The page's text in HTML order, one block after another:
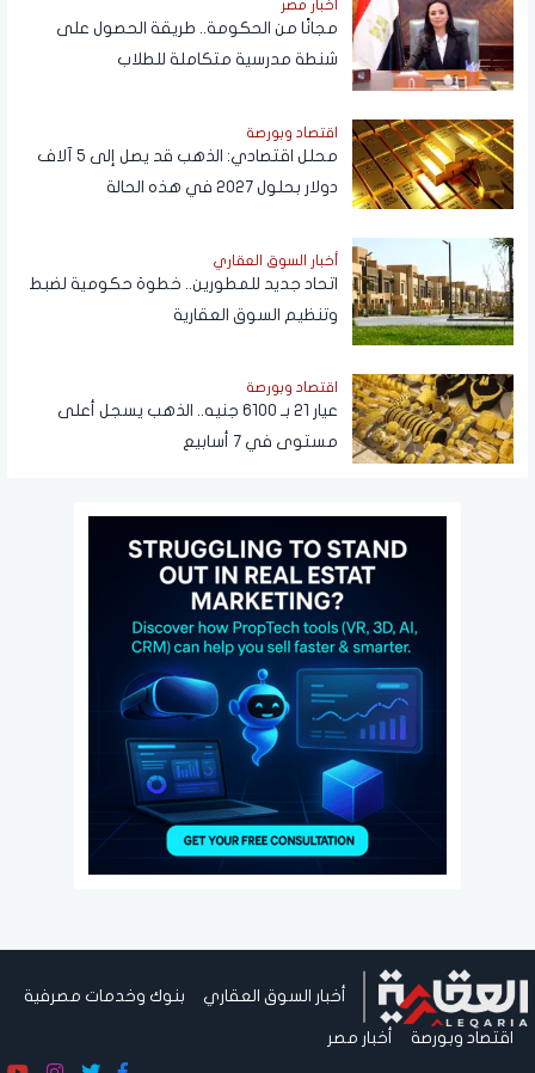
أخبار مصر
مجانًا من الحكومة.. طريقة الحصول على
شنطة مدرسية متكاملة للطلاب
اقتصاد وبورصة
محلل اقتصادي: الذهب قد يصل إلى 5 آلاف
دولار بحلول 2027 في هذه الحالة
أخبار السوق العقاري
اتحاد جديد للمطورين.. خطوة حكومية لضبط
وتنظيم السوق العقارية
اقتصاد وبورصة
عيار 21 بـ 6100 جنيه.. الذهب يسجل أعلى
مستوى في 7 أسابيع
أخبار السوق العقاري بنوك وخدمات مصرفية
اقتصاد وبورصة أخبار مصر